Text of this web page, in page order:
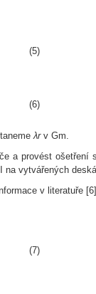
(5)
(6)
λr v Gm.
a provést ošetření
vytvářených
v literatuře [6].
(7)